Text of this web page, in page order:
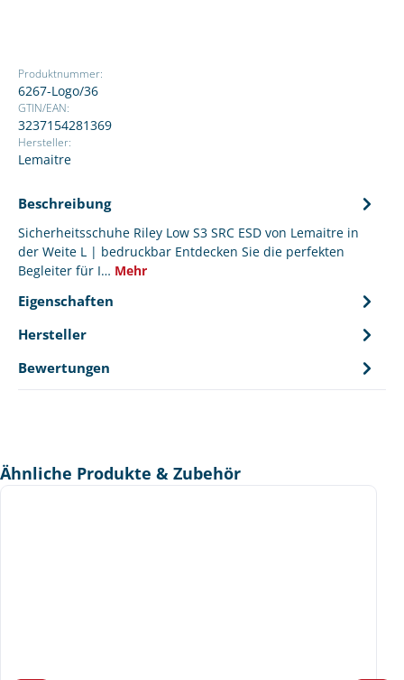
Produktnummer:
6267-Logo/36
GTIN/EAN:
3237154281369
Hersteller:
Lemaitre
Beschreibung
Sicherheitsschuhe Riley Low S3 SRC ESD von Lemaitre in
der Weite L | bedruckbar Entdecken Sie die perfekten
Begleiter für I… Mehr
Eigenschaften
Hersteller
Bewertungen
Produktgalerie überspringen
Ähnliche Produkte & Zubehör